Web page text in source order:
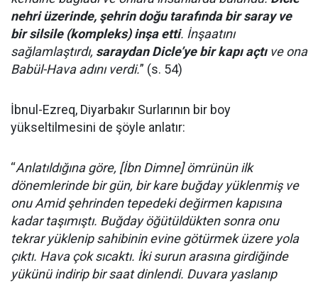
nehri üzerinde, şehrin doğu tarafında bir saray ve
bir silsile (kompleks) inşa etti. İnşaatını
sağlamlaştırdı, saraydan Dicle’ye bir kapı açtıve ona
Babül-Hava adını verdi.” (s. 54)
İbnul-Ezreq, Diyarbakır Surlarının bir boy
yükseltilmesini de şöyle anlatır:
“Anlatıldığına göre, [İbn Dimne] ömrünün ilk
dönemlerinde bir gün, bir kare buğday yüklenmiş ve
onu Amid şehrinden tepedeki değirmen kapısına
kadar taşımıştı. Buğday öğütüldükten sonra onu
tekrar yüklenip sahibinin evine götürmek üzere yola
çıktı. Hava çok sıcaktı. İki surun arasına girdiğinde
yükünü indirip bir saat dinlendi. Duvara yaslanıp